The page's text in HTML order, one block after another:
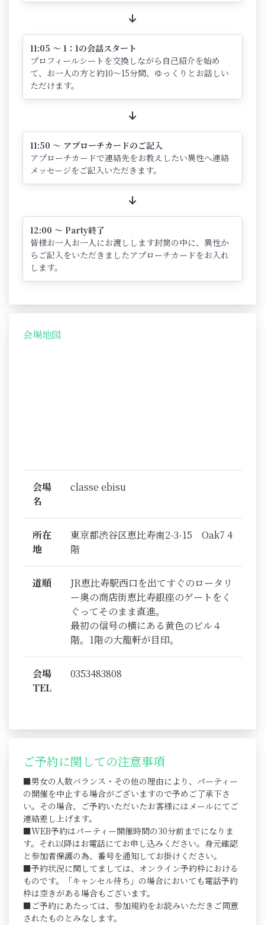
11:05 ～ 1：1の会話スタート
プロフィールシートを交換しながら自己紹介を始め
て、お一人の方と約10～15分間、ゆっくりとお話しい
ただけます。
11:50 ～ アプローチカードのご記入
アプローチカードで連絡先をお教えしたい異性へ連絡
メッセージをご記入いただきます。
12:00 ～ Party終了
皆様お一人お一人にお渡しします封筒の中に、異性か
らご記入をいただきましたアプローチカードをお入れ
します。
会場地図
会場
名
classe ebisu
所在
地
東京都渋谷区恵比寿南2-3-15 Oak7 4
階
道順
JR恵比寿駅西口を出てすぐのロータリ
ー奥の商店街恵比寿銀座のゲートをく
ぐってそのまま直進。
最初の信号の横にある黄色のビル４
階。1階の大龍軒が目印。
会場
TEL
0353483808
ご予約に関しての注意事項
■男女の人数バランス・その他の理由により、パーティー
の開催を中止する場合がございますので予めご了承下さ
い。その場合、ご予約いただいたお客様にはメールにてご
連絡差し上げます。
■WEB予約はパーティー開催時間の30分前までになりま
す。それ以降はお電話にてお申し込みください。身元確認
と参加者保護の為、番号を通知してお掛けください。
■予約状況に関してましては、オンライン予約枠における
ものです。「キャンセル待ち」の場合においても電話予約
枠は空きがある場合もございます。
■ご予約にあたっては、参加規約をお読みいただきご同意
されたものとみなします。